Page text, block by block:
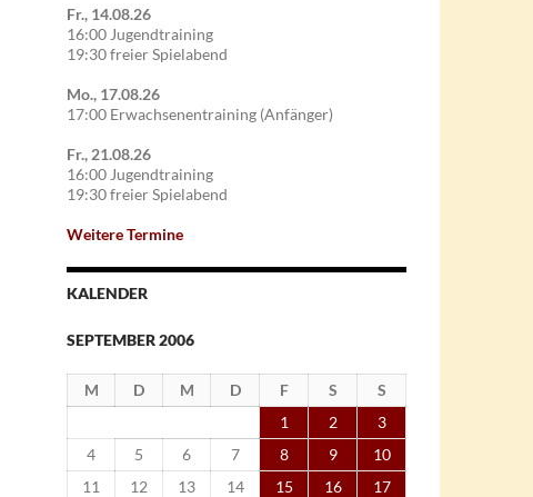
Fr., 14.08.26
16:00 Jugendtraining
19:30 freier Spielabend
Mo., 17.08.26
17:00 Erwachsenentraining (Anfänger)
Fr., 21.08.26
16:00 Jugendtraining
19:30 freier Spielabend
Weitere Termine
KALENDER
SEPTEMBER 2006
M D M D F S
S
1
2
3
4
5 6 7 8 9
10
11
12 13 14 15 16
17